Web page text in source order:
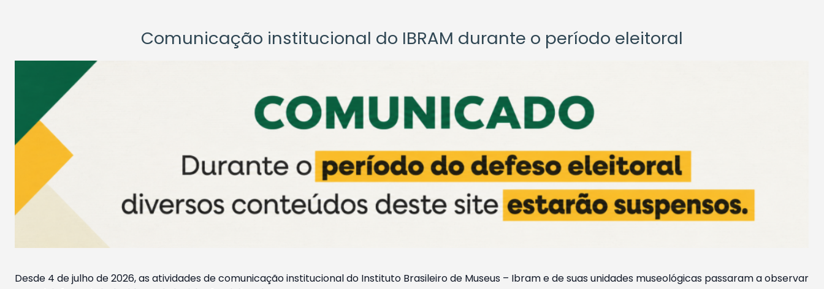
Comunicação institucional do IBRAM durante o período eleitoral
Desde 4 de julho de 2026, as atividades de comunicação institucional do Instituto Brasileiro de Museus – Ibram e de suas unidades museológicas passaram a observar